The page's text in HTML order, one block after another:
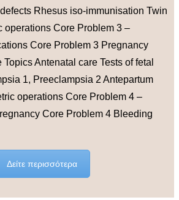
Rhesus iso-immunisation Twin
operations Core Problem 3 –
Core Problem 3 Pregnancy
Antenatal care Tests of fetal
1, Preeclampsia 2 Antepartum
operations Core Problem 4 –
Core Problem 4 Bleeding
Δείτε περισσότερα